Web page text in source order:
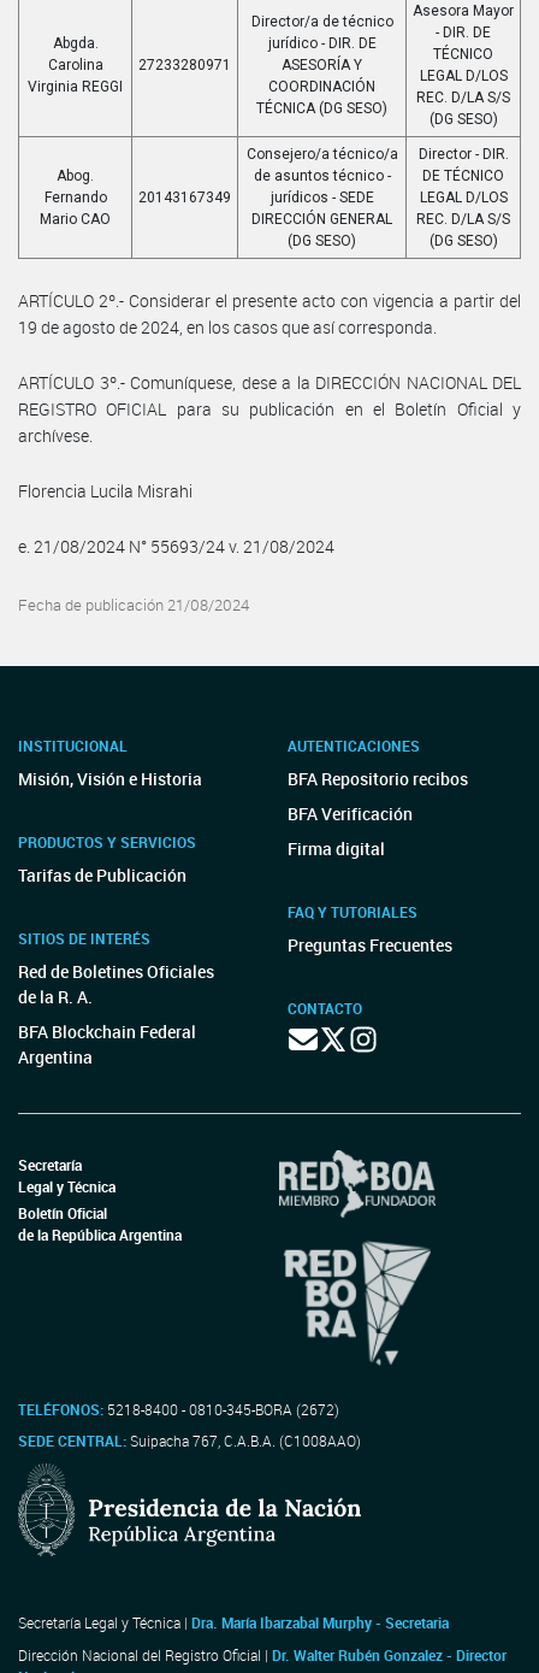
Abgda.
Carolina
Virginia REGGI
27233280971
Director/a de técnico
jurídico - DIR. DE
ASESORÍA Y
COORDINACIÓN
TÉCNICA (DG SESO)
Asesora Mayor
- DIR. DE
TÉCNICO
LEGAL D/LOS
REC. D/LA S/S
(DG SESO)
Abog.
Fernando
Mario CAO
20143167349
Consejero/a técnico/a
de asuntos técnico -
jurídicos - SEDE
DIRECCIÓN GENERAL
(DG SESO)
Director - DIR.
DE TÉCNICO
LEGAL D/LOS
REC. D/LA S/S
(DG SESO)
ARTÍCULO 2º.- Considerar el presente acto con vigencia a partir del
19 de agosto de 2024, en los casos que así corresponda.
ARTÍCULO 3º.- Comuníquese, dese a la DIRECCIÓN NACIONAL DEL
REGISTRO OFICIAL para su publicación en el Boletín Oficial y
archívese.
Florencia Lucila Misrahi
e. 21/08/2024 N° 55693/24 v. 21/08/2024
Fecha de publicación 21/08/2024
INSTITUCIONAL
Misión, Visión e Historia
PRODUCTOS Y SERVICIOS
Tarifas de Publicación
SITIOS DE INTERÉS
Red de Boletines Oficiales
de la R. A.
BFA Blockchain Federal
Argentina
AUTENTICACIONES
BFA Repositorio recibos
BFA Verificación
Firma digital
FAQ Y TUTORIALES
Preguntas Frecuentes
CONTACTO
Secretaría
Legal y Técnica
Boletín Oficial
de la República Argentina
TELÉFONOS: 5218-8400 - 0810-345-BORA (2672)
SEDE CENTRAL:Suipacha 767, C.A.B.A. (C1008AAO)
Secretaría Legal y Técnica | Dra. María Ibarzabal Murphy - Secretaria
Dirección Nacional del Registro Oficial | Dr. Walter Rubén Gonzalez - Director